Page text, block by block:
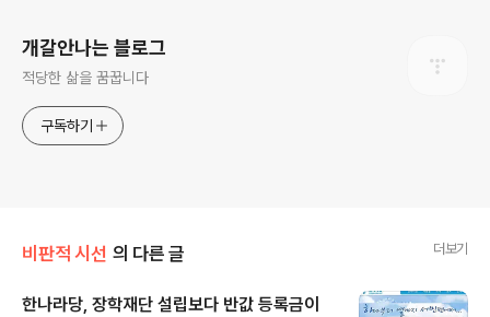
개갈안나는 블로그
적당한 삶을 꿈꿉니다
구독하기
비판적 시선 의 다른 글 더보기
한나라당, 장학재단 설립보다 반값 등록금이